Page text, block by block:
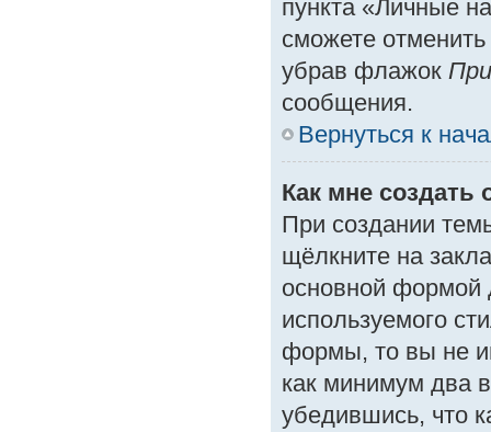
пункта «Личные
сможете
убрав флажок
сообщения.
Вернуться к
Как мне создать
При создании
щёлкните на
основной формой
используемого
формы, то вы не
как минимум два
убедившись, что